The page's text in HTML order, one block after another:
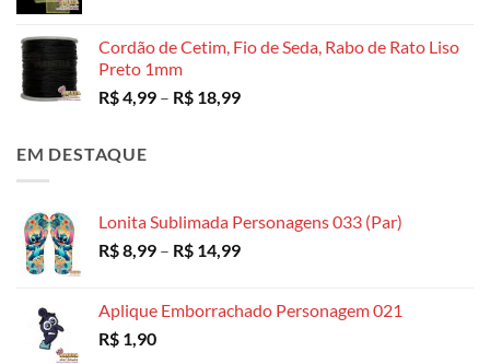
Cordão de Cetim, Fio de Seda, Rabo de Rato Liso
Preto 1mm
R$4,99 – R$ 18,99Faixa
EM DESTAQUE
Lonita Sublimada Personagens 033 (Par)
R$8,99 – R$ 14,99Faixa
R$ 8,99
Aplique Emborrachado Personagem 021
R$ 1,90